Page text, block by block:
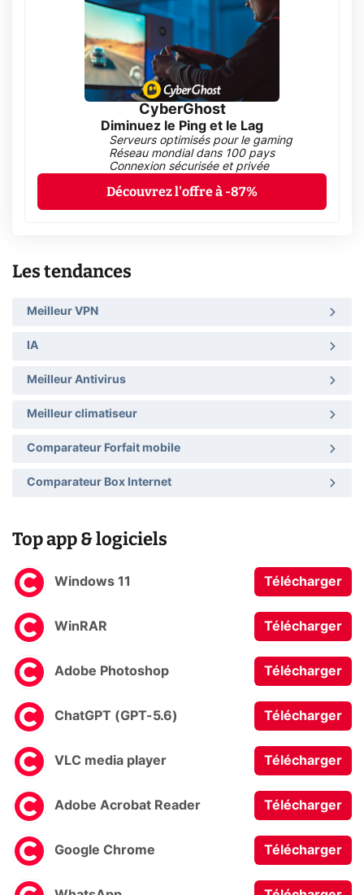
CyberGhost
Diminuez le Ping et le Lag
Serveurs optimisés pour le gaming
Réseau mondial dans 100 pays
Connexion sécurisée et privée
Découvrez l'offre à -87%
Les tendances
Meilleur VPN
IA
Meilleur Antivirus
Meilleur climatiseur
Comparateur Forfait mobile
Comparateur Box Internet
Top app & logiciels
Windows 11 Télécharger
WinRAR Télécharger
Adobe Photoshop Télécharger
ChatGPT (GPT-5.6) Télécharger
VLC media player Télécharger
Adobe Acrobat Reader Télécharger
Google Chrome Télécharger